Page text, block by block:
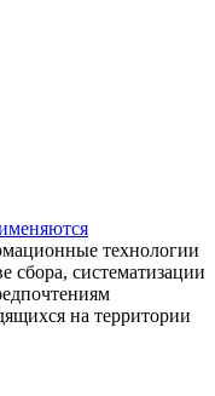
технологии
сбора, систематизации
на территории